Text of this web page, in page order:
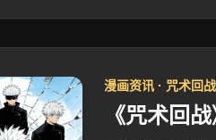
漫画资讯 · 咒术回战
《咒术回